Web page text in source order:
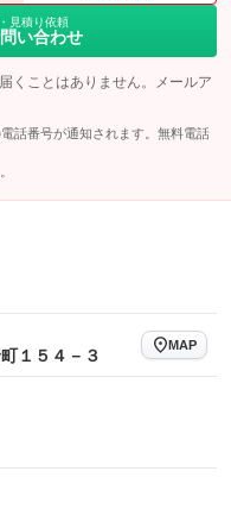
見積り依頼
い合わせ
くことはありません。メールア
話番号が通知されます。無料電話
１５４－３
MAP